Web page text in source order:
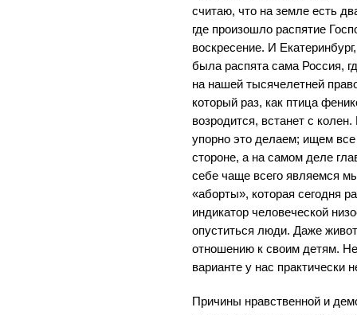
считаю, что на земле есть
где произошло распятие
воскресение. И
была распята сама Россия,
на нашей тысячелетней
который раз, как птица
возродится, встанет с
упорно это делаем; ищем все
стороне, а на самом деле
себе чаще всего являемся
«аборты», которая сегодня
индикатор человеческой
опуститься люди. Даже
отношению к своим детям.
варианте у нас практически
Причины нравственной и